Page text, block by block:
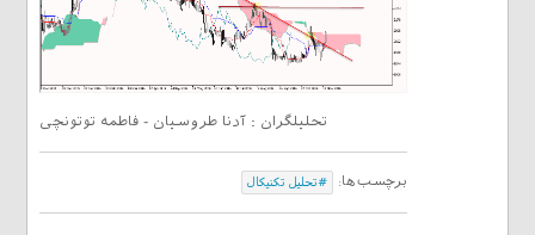
تحلیلگران : آدنا طروسیان - فاطمه توتونچی
برچسب‌ها: #تحلیل تکنیکال